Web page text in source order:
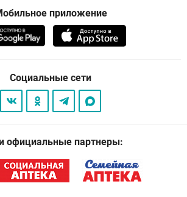
приложение
Социальные сети
официальные партнеры: